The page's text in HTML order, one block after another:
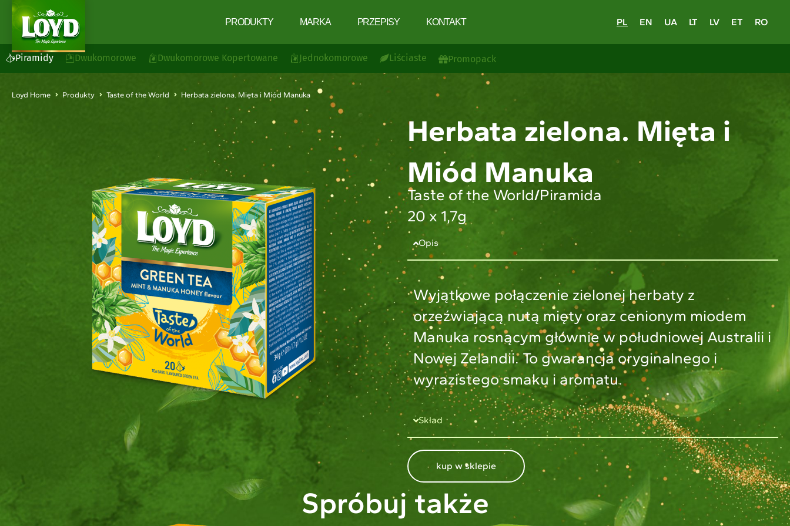
PRODUKTY MARKA PRZEPISY KONTAKT PL EN UA LT LV ET RO
Piramidy Dwukomorowe Dwukomorowe Kopertowane Jednokomorowe Liściaste Promopack
Loyd Home Produkty Taste of the World Herbata zielona. Mięta i Miód Manuka
Herbata zielona. Mięta i
Miód Manuka
Taste of the World/Piramida
20 x 1,7g
Opis
Wyjątkowe połączenie zielonej herbaty z
orzeźwiającą nutą mięty oraz cenionym miodem
Manuka rosnącym głównie w południowej Australii i
Nowej Zelandii. To gwarancja oryginalnego i
wyrazistego smaku i aromatu.
Skład
kup w sklepie
Spróbuj także